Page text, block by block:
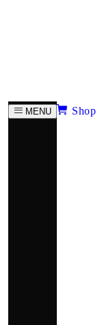
Shop
MENU